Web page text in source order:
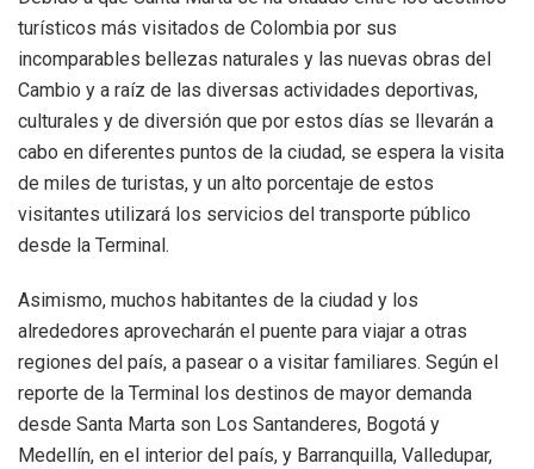
turísticos más visitados de Colombia por sus
incomparables bellezas naturales y las nuevas obras del
Cambio y a raíz de las diversas actividades deportivas,
culturales y de diversión que por estos días se llevarán a
cabo en diferentes puntos de la ciudad, se espera la visita
de miles de turistas, y un alto porcentaje de estos
visitantes utilizará los servicios del transporte público
desde la Terminal.
Asimismo, muchos habitantes de la ciudad y los
alrededores aprovecharán el puente para viajar a otras
regiones del país, a pasear o a visitar familiares. Según el
reporte de la Terminal los destinos de mayor demanda
desde Santa Marta son Los Santanderes, Bogotá y
Medellín, en el interior del país, y Barranquilla, Valledupar,